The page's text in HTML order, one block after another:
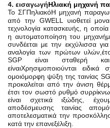
4. εισαγωγήΗλιακή μηχανή
Το ΣΓΠηλιακόΗ μηχανή
από την GWELL υιοθετεί
τεχνολογία κατασκευής , η οποία
η αυτοματοποίηση του
συνδέεται με την εκχύλισσα
αναλογία των πρώτων
SGP είναι σταθερή
είναιΧρησιμοποιούνται ειδικά
ομοιόμορφη ψύξη της ταινίας
προκαλείται από την άνιση
έτσι τον σωστό ρυθμό
είναι σχετικά ιξώδης,
αποδέσμευσης ταινίας
αποτελεσματικά την
κατά την επανεξέλιξη.